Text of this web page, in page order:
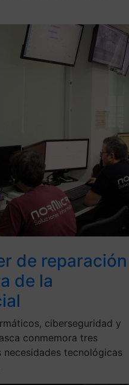
de reparación
de la
ciberseguridad y
conmemora tres
necesidades tecnológicas